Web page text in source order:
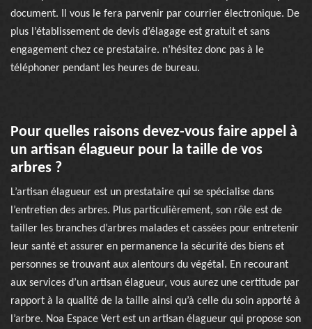
document. Il vous le fera parvenir par courrier électronique. De
plus l’établissement de devis d’élagage est gratuit et sans
engagement chez ce prestataire. n’hésitez donc pas à le
téléphoner pendant les heures de bureau.
Pour quelles raisons devez-vous faire appel à
un artisan élagueur pour la taille de vos
arbres ?
L’artisan élagueur est un prestataire qui se spécialise dans
l’entretien des arbres. Plus particulièrement, son rôle est de
tailler les branches d’arbres malades et cassées pour entretenir
leur santé et assurer en permanence la sécurité des biens et
personnes se trouvant aux alentours du végétal. En recourant
aux services d’un artisan élagueur, vous aurez une certitude par
rapport à la qualité de la taille ainsi qu’à celle du soin apporté à
l’arbre. Noa Espace Vert est un artisan élagueur qui propose son